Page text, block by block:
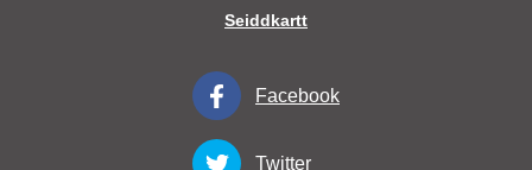
Seiddkartt
Facebook
Twitter